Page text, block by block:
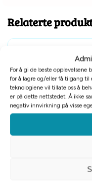
For å gi de beste opplevelsene
for å lagre og/eller få tilgang til
teknologiene vil tillate oss å
er på dette nettstedet. Å ikke
negativ innvirkning på visse
Relaterte
18mmx40cm